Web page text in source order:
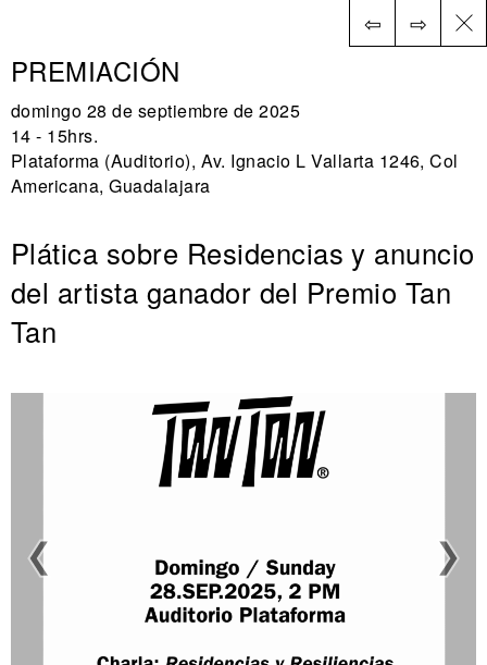
EN
⇦ ⇨
PREMIACIÓN
domingo 28 de septiembre de 2025
14 - 15hrs.
Plataforma (Auditorio), Av. Ignacio L Vallarta 1246, Col
Americana, Guadalajara
Plática sobre Residencias y anuncio
del artista ganador del Premio Tan
Tan